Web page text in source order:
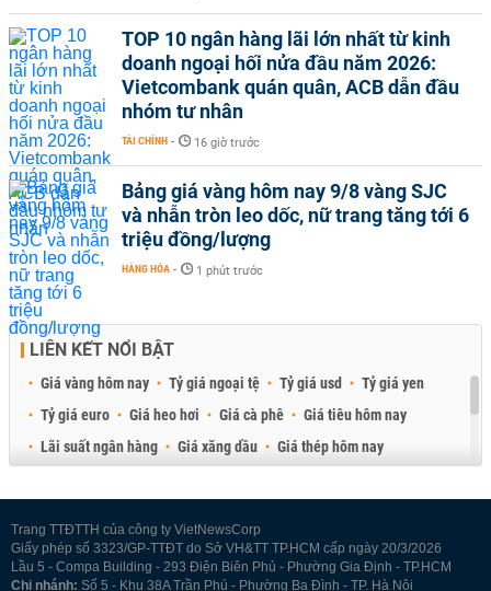
TOP 10 ngân hàng lãi lớn nhất từ kinh
doanh ngoại hối nửa đầu năm 2026:
Vietcombank quán quân, ACB dẫn đầu
nhóm tư nhân
TÀI CHÍNH - 16 giờ trước
Bảng giá vàng hôm nay 9/8 vàng SJC
và nhẫn tròn leo dốc, nữ trang tăng tới 6
triệu đồng/lượng
HÀNG HÓA - 1 phút trước
LIÊN KẾT NỔI BẬT
Giá vàng hôm nay Tỷ giá ngoại tệ Tỷ giá usd
Tỷ giá yen
Tỷ giá euro
Giá heo hơi Giá cà phê
Giá tiêu hôm nay
Lãi suất ngân hàng
Giá xăng dầu
Giá thép hôm nay
Trang TTĐTTH của công ty VietNewsCorp
Giấy phép số 3323/GP-TTĐT do Sở VH&TT TP.HCM cấp ngày 20/3/2026
Lầu 5 - Compa Building - 293 Điện Biên Phủ - Phường Gia Định - TP.HCM
Chi nhánh: Số 5 - Khu 38A Trần Phú - Phường Ba Đình - TP. Hà Nội